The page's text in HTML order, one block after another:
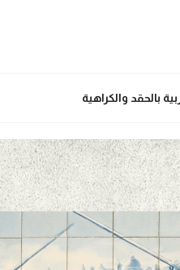
بالحقد والكراهية